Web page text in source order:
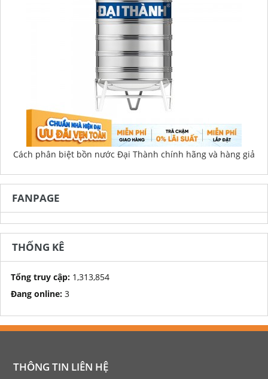
Cách phân biệt bồn nước Đại Thành chính hãng và hàng giả
FANPAGE
THỐNG KÊ
Tổng truy cập: 1,313,854
Đang online: 3
THÔNG TIN LIÊN HỆ